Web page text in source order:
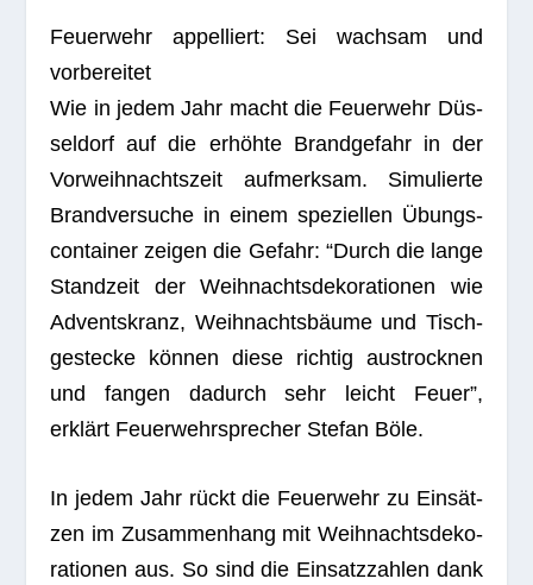
Feu­er­wehr appel­liert: Sei wach­sam und
vorbereitet
Wie in jedem Jahr macht die Feu­er­wehr Düs­
sel­dorf auf die erhöhte Brand­ge­fahr in der
Vor­weih­nachts­zeit auf­merk­sam. Simu­lierte
Brand­ver­su­che in einem spe­zi­el­len Übungs­
con­tai­ner zei­gen die Gefahr: “Durch die lange
Stand­zeit der Weih­nachts­de­ko­ra­tio­nen wie
Advents­kranz, Weih­nachts­bäume und Tisch­
ge­ste­cke kön­nen diese rich­tig aus­trock­nen
und fan­gen dadurch sehr leicht Feuer”,
erklärt Feu­er­wehr­spre­cher Ste­fan Böle.
In jedem Jahr rückt die Feu­er­wehr zu Ein­sät­
zen im Zusam­men­hang mit Weih­nachts­de­ko­
ra­tio­nen aus. So sind die Ein­satz­zah­len dank